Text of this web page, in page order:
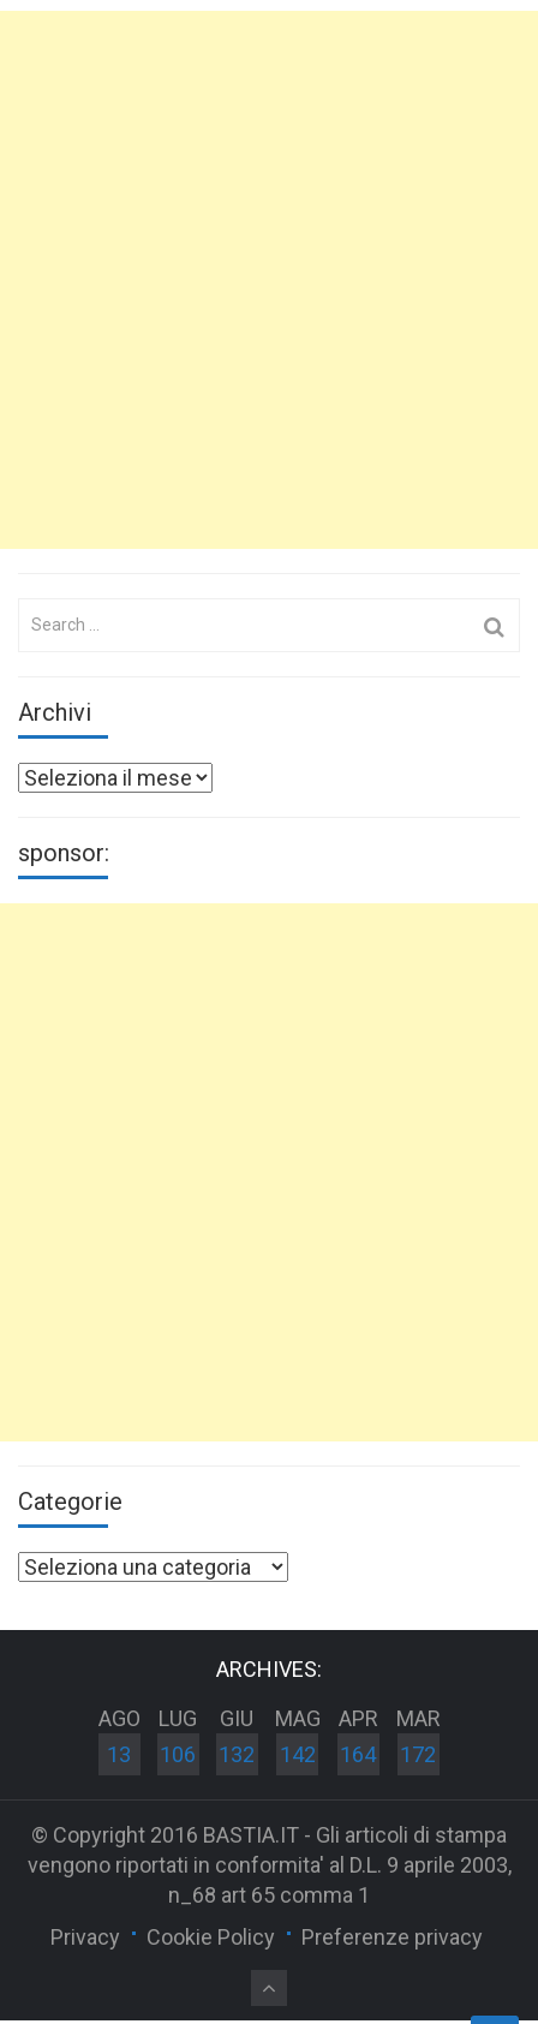
Search
Archivi
Archivi
sponsor:
Categorie
Categorie
ARCHIVES:
AGO
13
LUG
106
GIU
132
MAG
142
APR
164
MAR
172
© Copyright 2016 BASTIA.IT - Gli articoli di stampa
vengono riportati in conformita' al D.L. 9 aprile 2003,
n_68 art 65 comma 1
Privacy
Cookie Policy Preferenze privacy